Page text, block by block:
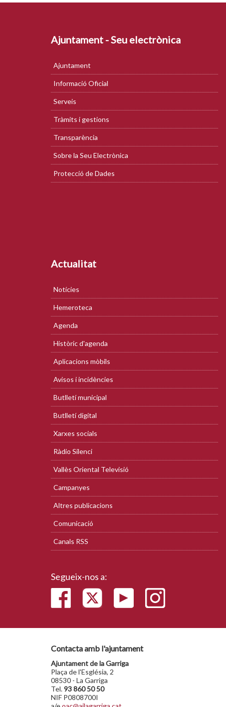
Ajuntament - Seu electrònica
Ajuntament
Informació Oficial
Serveis
Tràmits i gestions
Transparència
Sobre la Seu Electrònica
Protecció de Dades
Actualitat
Notícies
Hemeroteca
Agenda
Històric d'agenda
Aplicacions mòbils
Avisos i incidències
Butlletí municipal
Butlletí digital
Xarxes socials
Ràdio Silenci
Vallès Oriental Televisió
Campanyes
Altres publicacions
Comunicació
Canals RSS
Segueix-nos a:
Contacta amb l'ajuntament
Ajuntament de la Garriga
Plaça de l'Església, 2
08530 - La Garriga
Tel.93 860 50 50
NIF P0808700I